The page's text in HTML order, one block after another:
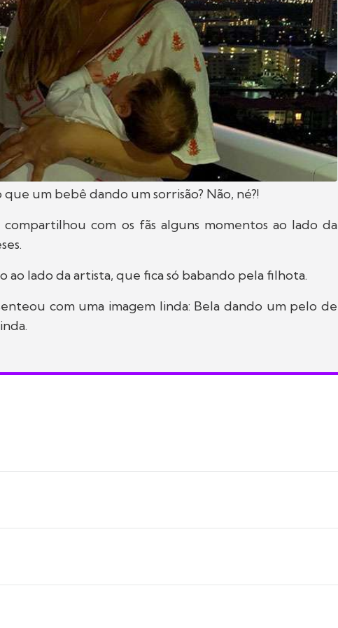
que um bebê dando um sorrisão? Não, né?!
compartilhou com os fãs alguns momentos ao lado da
ao lado da artista, que fica só babando pela filhota.
com uma imagem linda: Bela dando um pelo de